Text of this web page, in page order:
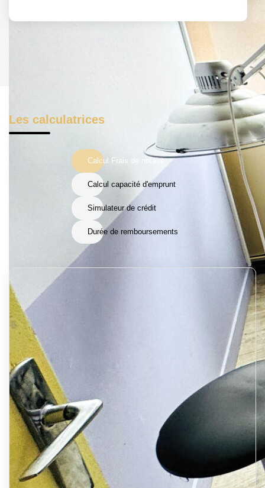
Les calculatrices
Calcul Frais de notaire
Calcul capacité d'emprunt
Simulateur de crédit
Durée de remboursements